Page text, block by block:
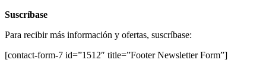
Suscríbase
Para recibir más información y ofertas, suscríbase:
[contact-form-7 id=”1512″ title=”Footer Newsletter Form”]